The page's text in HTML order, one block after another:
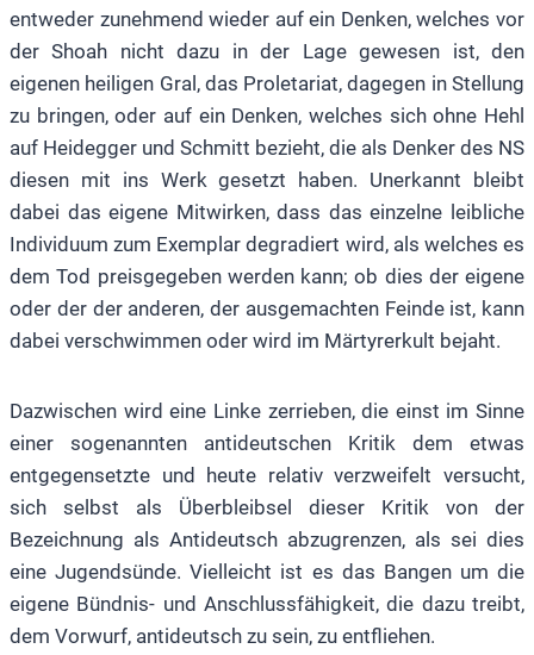
entweder zunehmend wieder auf ein Denken, welches vor
der Shoah nicht dazu in der Lage gewesen ist, den
eigenen heiligen Gral, das Proletariat, dagegen in Stellung
zu bringen, oder auf ein Denken, welches sich ohne Hehl
auf Heidegger und Schmitt bezieht, die als Denker des NS
diesen mit ins Werk gesetzt haben. Unerkannt bleibt
dabei das eigene Mitwirken, dass das einzelne leibliche
Individuum zum Exemplar degradiert wird, als welches es
dem Tod preisgegeben werden kann; ob dies der eigene
oder der der anderen, der ausgemachten Feinde ist, kann
dabei verschwimmen oder wird im Märtyrerkult bejaht.
Dazwischen wird eine Linke zerrieben, die einst im Sinne
einer sogenannten antideutschen Kritik dem etwas
entgegensetzte und heute relativ verzweifelt versucht,
sich selbst als Überbleibsel dieser Kritik von der
Bezeichnung als Antideutsch abzugrenzen, als sei dies
eine Jugendsünde. Vielleicht ist es das Bangen um die
eigene Bündnis- und Anschlussfähigkeit, die dazu treibt,
dem Vorwurf, antideutsch zu sein, zu entfliehen.